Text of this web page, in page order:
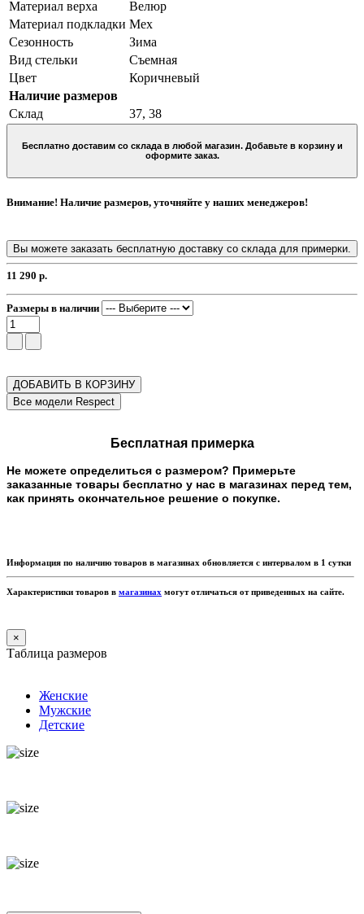
Материал верха
Велюр
Материал подкладки Мех
Сезонность
Зима
Вид стельки
Съемная
Цвет
Коричневый
Наличие размеров
Склад
37, 38
Бесплатно доставим со склада в любой магазин. Добавьте в корзину и
оформите заказ.
Внимание! Наличие размеров, уточняйте у наших менеджеров!
Вы можете заказать бесплатную доставку со склада для примерки.
11 290 р.
Размеры в наличии
ДОБАВИТЬ В КОРЗИНУ
Бесплатная примерка
Не можете определиться с размером? Примерьте
заказанные товары бесплатно у нас в магазинах перед тем,
как принять окончательное решение о покупке.
Информация по наличию товаров в магазинах обновляется с интервалом в 1 сутки
Характеристики товаров в магазинах могут отличаться от приведенных на сайте.
×
Таблица размеров
Женские
Мужские
Детские